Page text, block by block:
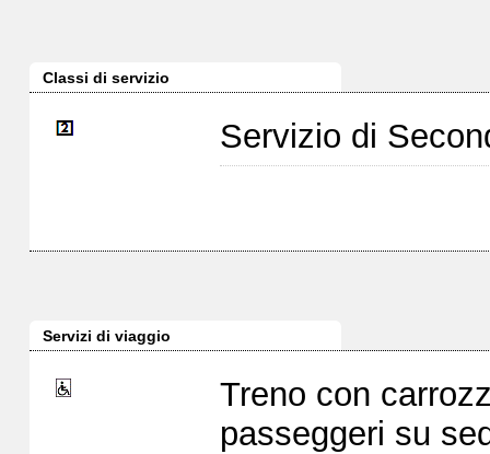
Classi di servizio
Servizio di
Servizi di viaggio
Treno con
passeggeri su